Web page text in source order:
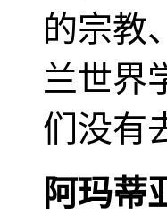
的宗教
兰世界
们没有
阿玛蒂